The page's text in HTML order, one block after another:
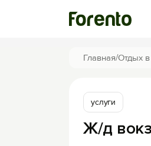
Главная/Отдых
услуги
Ж/д